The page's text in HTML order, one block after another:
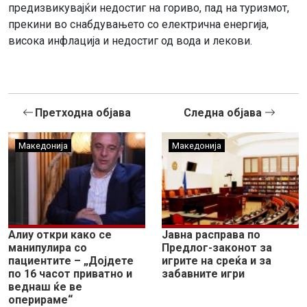
предизвикувајќи недостиг на гориво, пад на туризмот,
прекини во снабдувањето со електрична енергија,
висока инфлација и недостиг од вода и лекови.
Претходна објава
Македонија
Алиу откри како се
манипулира со
пациентите – „Дојдете
по 16 часот приватно и
веднаш ќе ве
оперираме“
Следна објава
Македонија
Јавна расправа по
Предлог-законот за
игрите на среќа и за
забавните игри